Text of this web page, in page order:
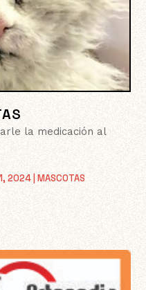
2024 |MASCOTAS
la medicación al